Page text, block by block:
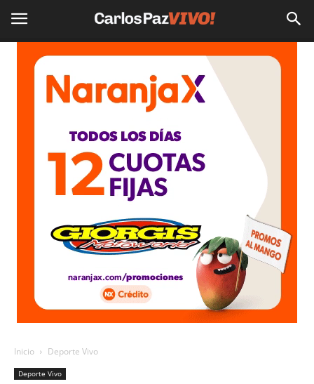
Inicio Deporte Vivo
Deporte Vivo